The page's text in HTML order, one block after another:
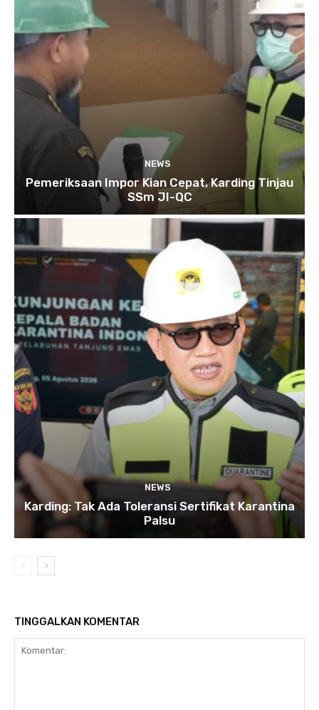
NEWS
Pemeriksaan Impor Kian Cepat, Karding Tinjau
SSm JI-QC
NEWS
Karding: Tak Ada Toleransi Sertifikat Karantina
Palsu
TINGGALKAN KOMENTAR